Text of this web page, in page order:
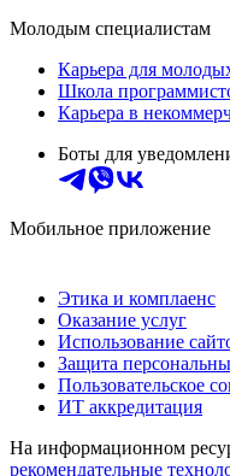
Молодым специалистам
Карьера для
Школа
Карьера в
Боты для
Мобильное приложение
Этика и комплаенс
Оказание услуг
Использование
Защита
Пользовательское
ИТ аккредитация
На информационном
рекомендательные